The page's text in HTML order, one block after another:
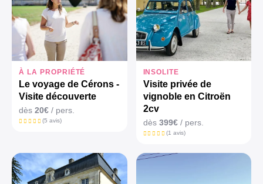
À LA PROPRIÉTÉ
Le voyage de Cérons -
Visite découverte
dès 20€ / pers.
(5 avis)
INSOLITE
Visite privée de
vignoble en Citroën
2cv
dès 399€/ pers.
(1 avis)